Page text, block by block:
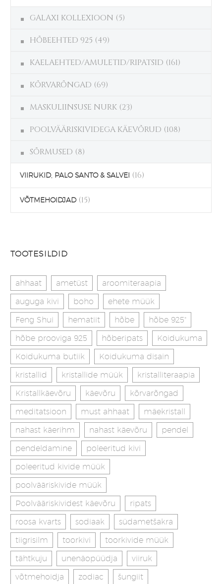
GALAXI KOLLEXIOON (5)
HÕBEEHTED 925 (49)
KAELAEHTED/AMULETID/RIPATSID (161)
KÕRVARÕNGAD (69)
MASKULIINSUSE NURK (23)
POOLVÄÄRISKIVIDEGA KÄEVÕRUD (108)
SÕRMUSED (8)
VIIRUKID, PALO SANTO & SALVEI (16)
VÕTMEHOIDJAD (15)
TOOTESILDID
ahhaat ametüst
aroomiteraapia
auguga kivi
boho
ehete müük
Feng Shui
hematiit hõbe
hõbe 925"
hõbe prooviga 925
hõberipats
Koidukuma
Koidukuma butiik
Koidukuma disain
kristallid
kristallide müük
kristalliteraapia
Kristallkäevõru
käevõru
kõrvarõngad
meditatsioon
must ahhaat
mäekristall
nahast käerihm
nahast käevõru
pendel
pendeldamine
poleeritud kivi
poleeritud kivide müük
poolvääriskivide müük
Poolvääriskividest käevõru
ripats
roosa kvarts
sodiaak
südametšakra
tiigrisilm
toorkivi
toorkivide müük
tähtkuju
unenäopüüdja
viiruk
võtmehoidja
zodiac šungiit